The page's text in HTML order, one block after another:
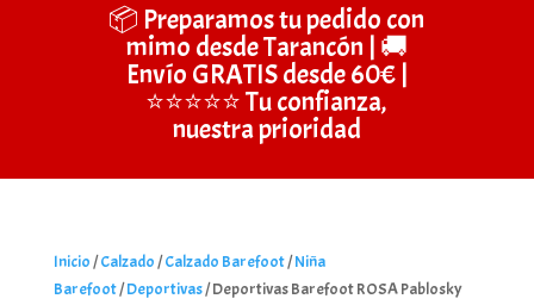
📦 Preparamos tu pedido con
mimo desde Tarancón | 🚚
Envío GRATIS desde 60€ |
⭐⭐⭐⭐⭐ Tu confianza,
nuestra prioridad
Inicio/Calzado/Calzado Barefoot/Niña
Barefoot/Deportivas/ Deportivas Barefoot ROSA Pablosky